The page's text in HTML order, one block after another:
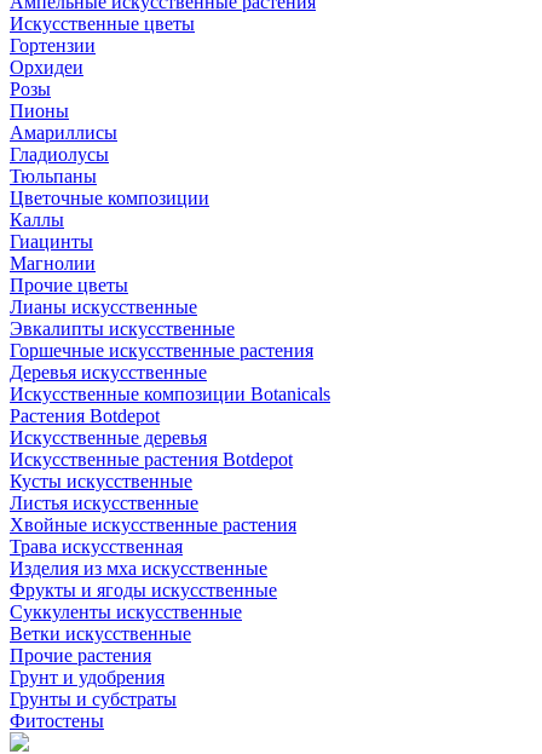
Искусственные цветы
Гортензии
Орхидеи
Розы
Пионы
Амариллисы
Гладиолусы
Тюльпаны
Цветочные композиции
Каллы
Гиацинты
Магнолии
Прочие цветы
Лианы искусственные
Эвкалипты искусственные
Горшечные искусственные растения
Деревья искусственные
Искусственные композиции Botanicals
Растения Botdepot
Искусственные деревья
Искусственные растения Botdepot
Кусты искусственные
Листья искусственные
Хвойные искусственные растения
Трава искусственная
Изделия из мха искусственные
Фрукты и ягоды искусственные
Суккуленты искусственные
Ветки искусственные
Прочие растения
Грунт и удобрения
Грунты и субстраты
Фитостены